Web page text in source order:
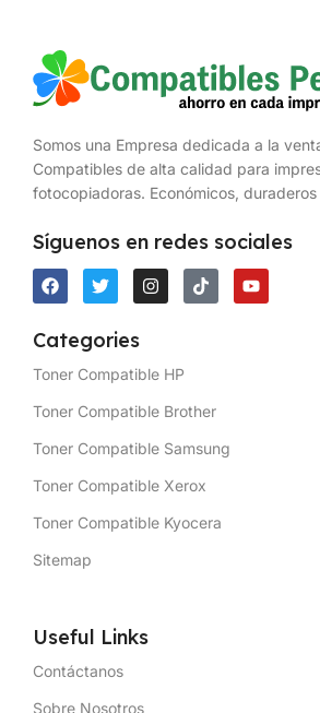
Somos una Empresa dedicada a la
Compatibles de alta calidad para
fotocopiadoras. Económicos,
Síguenos en redes sociales
Categories
Toner Compatible HP
Toner Compatible Brother
Toner Compatible Samsung
Toner Compatible Xerox
Toner Compatible Kyocera
Sitemap
Useful Links
Contáctanos
Sobre Nosotros